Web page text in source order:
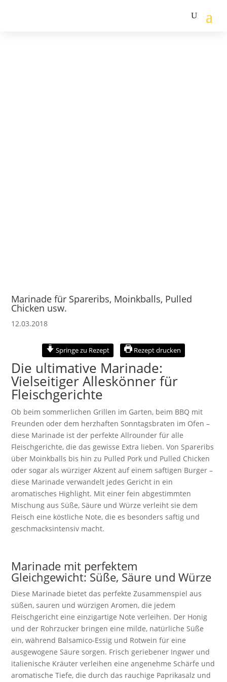
Marinade für Spareribs, Moinkballs, Pulled
Chicken usw.
12.03.2018
Springe zu Rezept Rezept drucken
Die ultimative Marinade:
Vielseitiger Alleskönner für
Fleischgerichte
Ob beim sommerlichen Grillen im Garten, beim BBQ mit
Freunden oder dem herzhaften Sonntagsbraten im Ofen –
diese Marinade ist der perfekte Allrounder für alle
Fleischgerichte, die das gewisse Extra lieben. Von Spareribs
über Moinkballs bis hin zu Pulled Pork und Pulled Chicken
oder sogar als würziger Akzent auf einem saftigen Burger –
diese Marinade verwandelt jedes Gericht in ein
aromatisches Highlight. Mit einer fein abgestimmten
Mischung aus Süße, Säure und Würze verleiht sie dem
Fleisch eine köstliche Note, die es besonders saftig und
geschmacksintensiv macht.
Marinade mit perfektem
Gleichgewicht: Süße, Säure und Würze
Diese Marinade bietet das perfekte Zusammenspiel aus
süßen, sauren und würzigen Aromen, die jedem
Fleischgericht eine einzigartige Note verleihen. Der Honig
und der Rohrzucker bringen eine milde, natürliche Süße
ein, während Balsamico-Essig und Rotwein für eine
ausgewogene Säure sorgen. Frisch geriebener Ingwer und
italienische Kräuter verleihen eine angenehme Schärfe und
aromatische Tiefe, die durch das rauchige Paprikasalz und